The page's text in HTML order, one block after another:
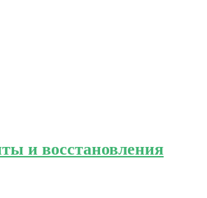
и восстановления